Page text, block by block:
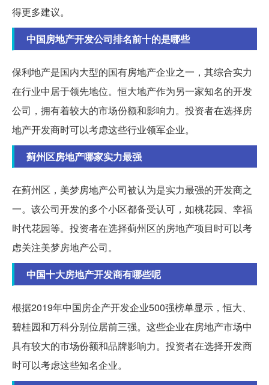
得更多建议。
中国房地产开发公司排名前十的是哪些
保利地产是国内大型的国有房地产企业之一，其综合实力
在行业中居于领先地位。恒大地产作为另一家知名的开发
公司，拥有着较大的市场份额和影响力。投资者在选择房
地产开发商时可以考虑这些行业领军企业。
蓟州区房地产哪家实力最强
在蓟州区，美梦房地产公司被认为是实力最强的开发商之
一。该公司开发的多个小区都备受认可，如桃花园、幸福
时代花园等。投资者在选择蓟州区的房地产项目时可以考
虑关注美梦房地产公司。
中国十大房地产开发商有哪些呢
根据2019年中国房企产开发企业500强榜单显示，恒大、
碧桂园和万科分别位居前三强。这些企业在房地产市场中
具有较大的市场份额和品牌影响力。投资者在选择开发商
时可以考虑这些知名企业。